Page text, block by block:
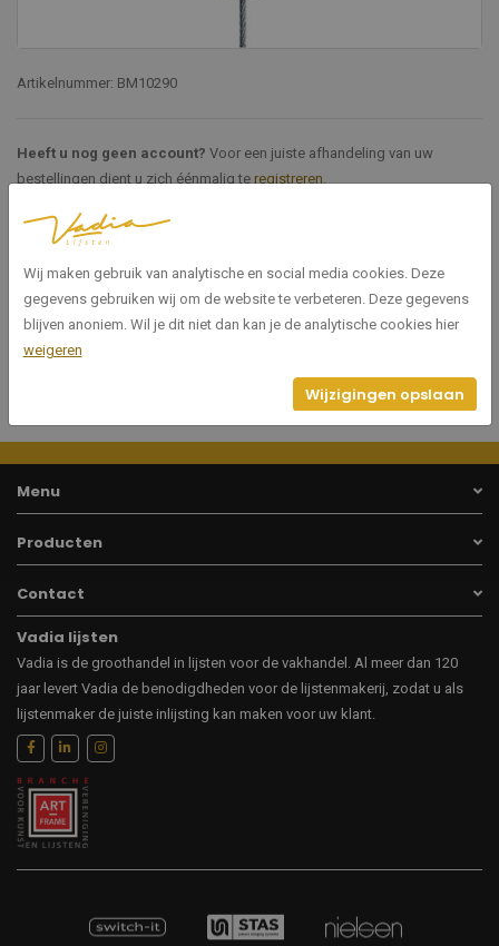
Artikelnummer: BM10290
Heeft u nog geen account? Voor een juiste afhandeling van uw
bestellingen dient u zich éénmalig teregistreren.
Specificaties
Artikelnummer BM10290
Menu
Producten
Contact
Vadia lijsten
Vadia is de groothandel in lijsten voor de vakhandel. Al meer dan 120
jaar levert Vadia de benodigdheden voor de lijstenmakerij, zodat u als
lijstenmaker de juiste inlijsting kan maken voor uw klant.
Wij maken gebruik van analytische en social media cookies. Deze
gegevens gebruiken wij om de website te verbeteren. Deze gegevens
blijven anoniem. Wil je dit niet dan kan je de analytische cookies hier
weigeren
Wijzigingen opslaan